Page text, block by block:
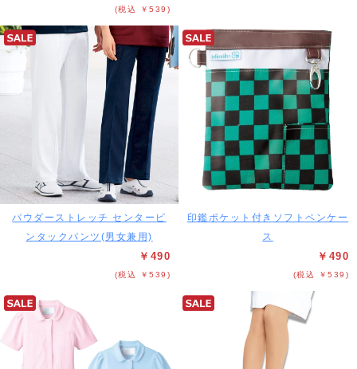
(税込 ￥539)
パウダーストレッチ センターピ
ンタックパンツ(男女兼用)
￥490
(税込 ￥539)
印鑑ポケット付きソフトペンケー
ス
￥490
(税込 ￥539)